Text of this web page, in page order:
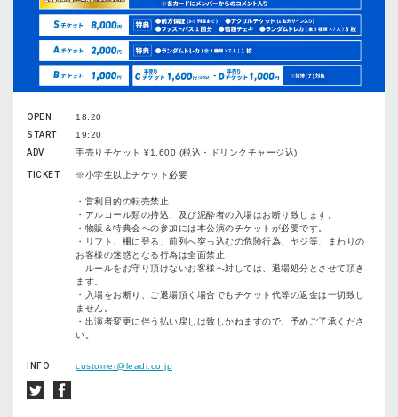
OPEN
18:20
START
19:20
ADV
手売りチケット ¥1,600 (税込・ドリンクチャージ込)
TICKET ※小学生以上チケット必要
・営利目的の転売禁止
・アルコール類の持込、及び泥酔者の入場はお断り致します。
・物販＆特典会への参加には本公演のチケットが必要です。
・リフト、柵に登る、前列へ突っ込むの危険行為、ヤジ等、まわりの
お客様の迷惑となる行為は全面禁止
ルールをお守り頂けないお客様へ対しては、退場処分とさせて頂き
ます。
・入場をお断り、ご退場頂く場合でもチケット代等の返金は一切致し
ません。
・出演者変更に伴う払い戻しは致しかねますので、予めご了承くださ
い。
INFO customer@leadi.co.jp